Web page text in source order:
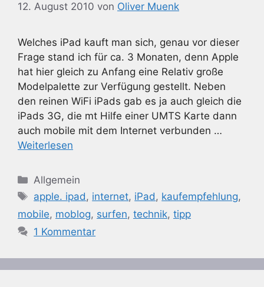
12. August 2010 von Oliver Muenk
Welches iPad kauft man sich, genau vor dieser
Frage stand ich für ca. 3 Monaten, denn Apple
hat hier gleich zu Anfang eine Relativ große
Modelpalette zur Verfügung gestellt. Neben
den reinen WiFi iPads gab es ja auch gleich die
iPads 3G, die mt Hilfe einer UMTS Karte dann
auch mobile mit dem Internet verbunden …
Weiterlesen
Kategorien
Allgemein
Schlagwörter
apple. ipad, internet, iPad, kaufempfehlung,
mobile, moblog, surfen, technik, tipp
1 Kommentar